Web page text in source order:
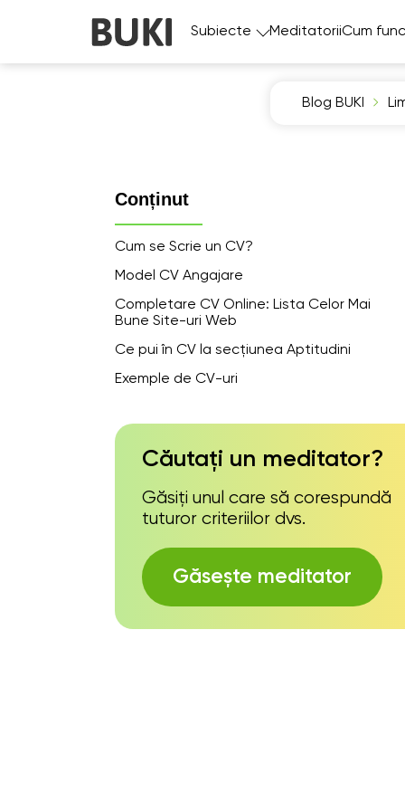
Subiecte MeditatoriiCum
Blog BUKI
Conținut
Cum se Scrie un CV?
Model CV Angajare
Completare CV Online: Lista Celor Mai
Bune Site-uri Web
Ce pui în CV la secțiunea Aptitudini
Exemple de CV-uri
Căutați un meditator?
Găsiți unul care să corespundă
tuturor criteriilor dvs.
Găsește meditator